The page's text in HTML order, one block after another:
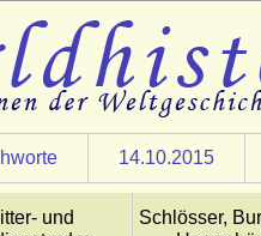
14.10.2015
und
Schlösser,